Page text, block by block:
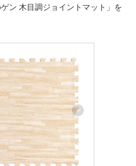
ン 木目調ジョイントマット」を